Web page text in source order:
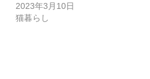
2023年3月10日
猫暮らし